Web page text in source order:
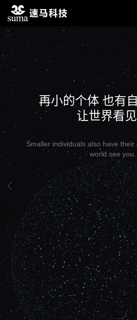
一站式互联网
响应式PC